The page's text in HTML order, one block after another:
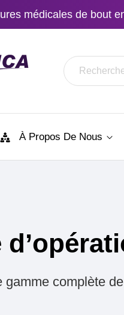
médicales de bout
À Propos De Nous
gamme complète